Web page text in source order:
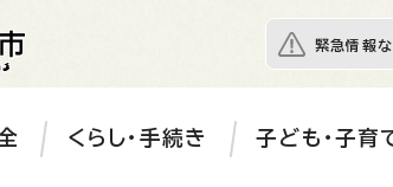
緊急情報な
くらし・手続き 子ども・子育